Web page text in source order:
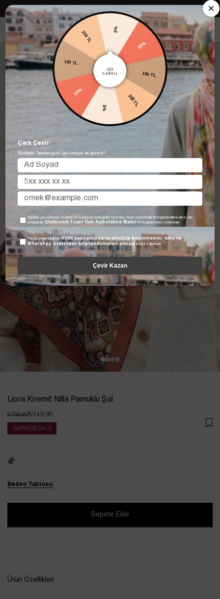
Carell in Roma Koleksiyonu Şimdi Satışta! Hemen keşfet.
Liora Kiremit Nilla Pamuklu Şal
₺759,90₺349,90
GARAGE SALE
Beden Tablosu
Ürün Özellikleri
5%
10%
100 TL
200 TL
5%
10%
100 TL
200 TL
Çark Çevir
Merhaba, hemen çarkı çevirmeye ne dersin?
Tanıtım, pazarlama, reklam ve benzeri amaçlarla tarafıma ticari elektronik ileti gönderilmesine izin
veriyorum. Elektronik Ticari İleti Aydınlatma Metni 'ni okudum onay veriyorum.
Paylaştığım bilgilerin KVKK kapsamında tarafınızca korunmasını, sms ve
WhatsApp üzerinden bilgilendirmeleri almayı
kabul ediyorum.
Çevir Kazan